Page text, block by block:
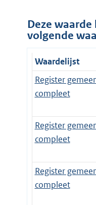
Deze
volgende
Waardelijst
Register
compleet
Register
compleet
Register
compleet